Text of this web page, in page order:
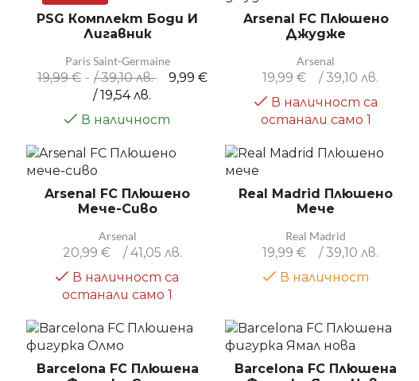
PSG Комплект Боди И
Лигавник
Paris Saint-Germaine
19,99€ / 39,10 лв. 9,99 €
/ 19,54 лв.
В наличност
Arsenal FC Плюшено
Джудже
Arsenal
19,99€
/ 39,10 лв.
В наличност са
останали само 1
Arsenal FC Плюшено
Мече-Сиво
Arsenal
20,99 €
/ 41,05 лв.
В наличност са
останали само 1
Real Madrid Плюшено
Мече
Real Madrid
19,99€
/ 39,10 лв.
В наличност
Barcelona FC Плюшена
Barcelona FC Плюшена